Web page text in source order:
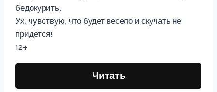
бедокурить.
Ух, чувствую, что будет весело и скучать не
придется!
12+
Читать